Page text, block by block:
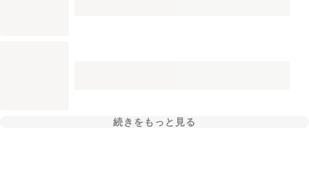
続きをもっと見る